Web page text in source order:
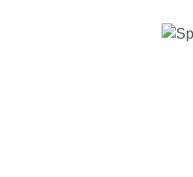
Bildergalerie überspringen